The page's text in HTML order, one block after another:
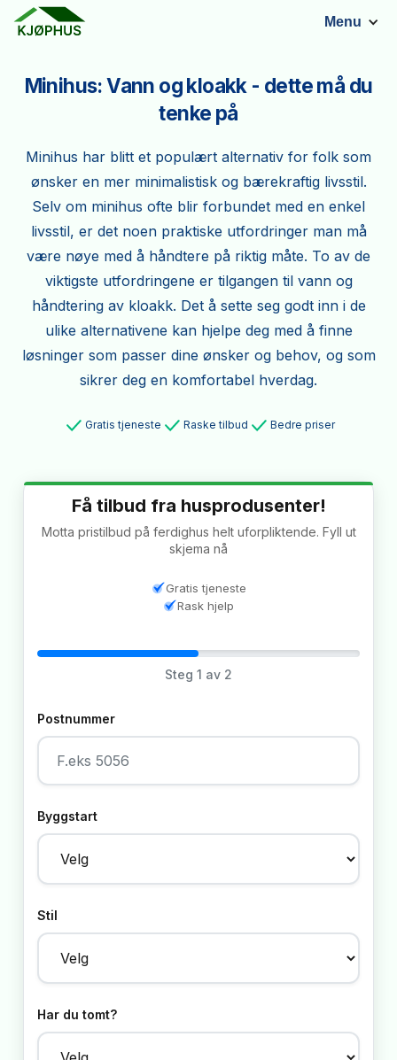
Menu
Minihus: Vann og kloakk - dette må du
tenke på
Minihus har blitt et populært alternativ for folk som
ønsker en mer minimalistisk og bærekraftig livsstil.
Selv om minihus ofte blir forbundet med en enkel
livsstil, er det noen praktiske utfordringer man må
være nøye med å håndtere på riktig måte. To av de
viktigste utfordringene er tilgangen til vann og
håndtering av kloakk. Det å sette seg godt inn i de
ulike alternativene kan hjelpe deg med å finne
løsninger som passer dine ønsker og behov, og som
sikrer deg en komfortabel hverdag.
Gratis tjeneste Raske tilbud Bedre priser
Få tilbud fra husprodusenter!
Motta pristilbud på ferdighus helt uforpliktende. Fyll ut
skjema nå
Gratis tjeneste
Rask hjelp
Steg 1 av 2
Postnummer
Byggstart
Stil
Har du tomt?